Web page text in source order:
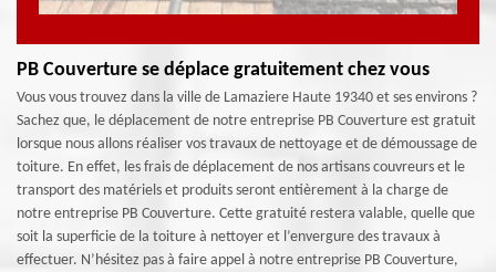
PB Couverture se déplace gratuitement chez vous
Vous vous trouvez dans la ville de Lamaziere Haute 19340 et ses environs ?
Sachez que, le déplacement de notre entreprise PB Couverture est gratuit
lorsque nous allons réaliser vos travaux de nettoyage et de démoussage de
toiture. En effet, les frais de déplacement de nos artisans couvreurs et le
transport des matériels et produits seront entièrement à la charge de
notre entreprise PB Couverture. Cette gratuité restera valable, quelle que
soit la superficie de la toiture à nettoyer et l’envergure des travaux à
effectuer. N’hésitez pas à faire appel à notre entreprise PB Couverture,